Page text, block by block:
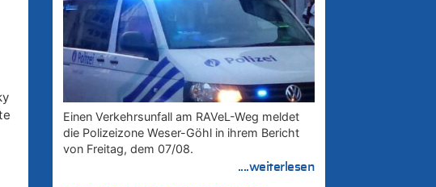
Einen Verkehrsunfall am RAVeL-Weg meldet
die Polizeizone Weser-Göhl in ihrem Bericht
von Freitag, dem 07/08.
....weiterlesen